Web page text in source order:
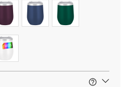
